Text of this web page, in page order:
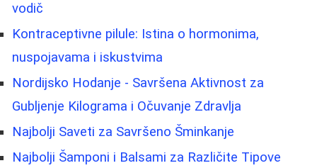
vodič
Kontraceptivne pilule: Istina o hormonima,
nuspojavama i iskustvima
Nordijsko Hodanje - Savršena Aktivnost za
Gubljenje Kilograma i Očuvanje Zdravlja
Najbolji Saveti za Savršeno Šminkanje
Najbolji Šamponi i Balsami za Različite Tipove